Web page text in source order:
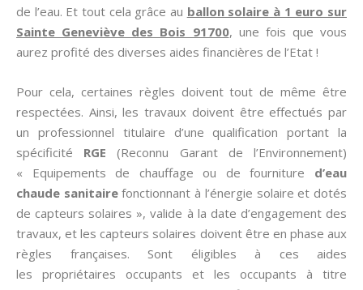
de l’eau. Et tout cela grâce au ballon solaire à 1 euro sur
Sainte Geneviève des Bois 91700, une fois que vous
aurez profité des diverses aides financières de l’Etat !
Pour cela, certaines règles doivent tout de même être
respectées. Ainsi, les travaux doivent être effectués par
un professionnel titulaire d’une qualification portant la
spécificité RGE(Reconnu Garant de l’Environnement)
« Equipements de chauffage ou de fourniture d’eau
chaude sanitairefonctionnant à l’énergie solaire et dotés
de capteurs solaires », valide à la date d’engagement des
travaux, et les capteurs solaires doivent être en phase aux
règles françaises. Sont éligibles à ces aides
les propriétaires occupants et les occupants à titre